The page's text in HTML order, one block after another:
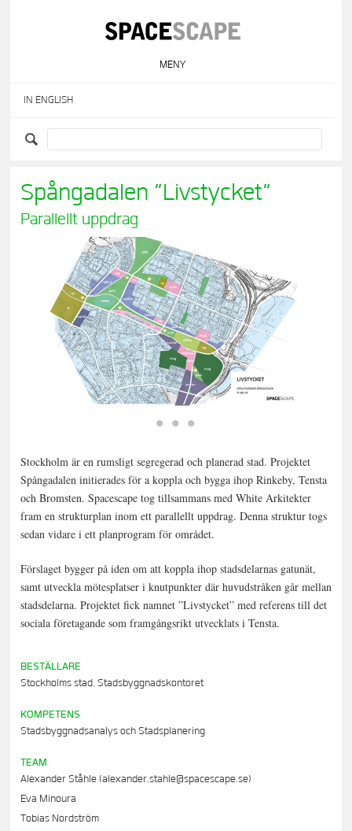
MENY
IN ENGLISH
Spångadalen ”Livstycket”
Parallellt uppdrag
Stockholm är en rumsligt segregerad och planerad stad. Projektet
Spångadalen initierades för a koppla och bygga ihop Rinkeby, Tensta
och Bromsten. Spacescape tog tillsammans med White Arkitekter
fram en strukturplan inom ett parallellt uppdrag. Denna struktur togs
sedan vidare i ett planprogram för området.
Förslaget bygger på iden om att koppla ihop stadsdelarnas gatunät,
samt utveckla mötesplatser i knutpunkter där huvudstråken går mellan
stadsdelarna. Projektet fick namnet ”Livstycket” med referens till det
sociala företagande som framgångsrikt utvecklats i Tensta.
BESTÄLLARE
Stockholms stad, Stadsbyggnadskontoret
KOMPETENS
Stadsbyggnadsanalys och Stadsplanering
TEAM
Alexander Ståhle (alexander.stahle@spacescape.se)
Eva Minoura
Tobias Nordström